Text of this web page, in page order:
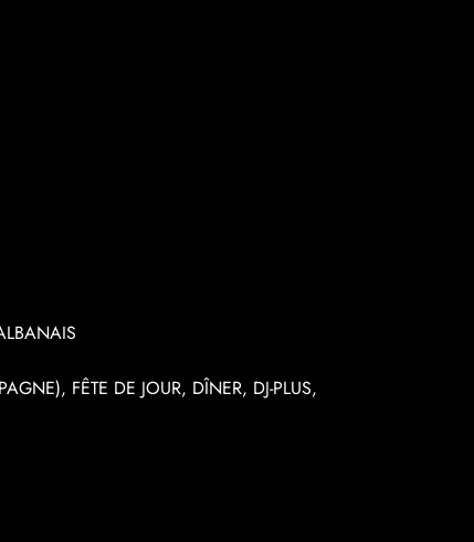
FÊTE DE JOUR, DÎNER, DJ-PLUS,